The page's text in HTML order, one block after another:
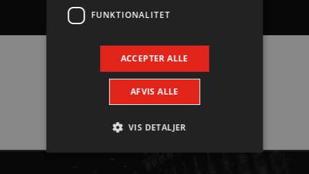
Tilbage til oversigten
Hovedpartnere
FUNKTIONALITET
ACCEPTER ALLE
AFVIS ALLE
VIS DETALJER